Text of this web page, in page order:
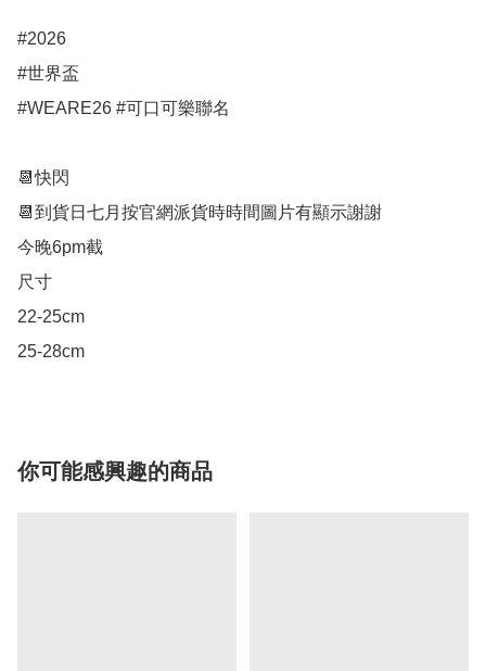
#2026
#世界盃
#WEARE26 #可口可樂聯名
📆快閃
📆到貨日七月按官網派貨時時間圖片有顯示謝謝
今晚6pm截
尺寸
22-25cm
你可能感興趣的商品